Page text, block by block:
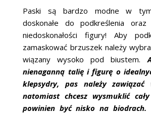
ŚLUBNE STYLE
MAGAZYNY
ARCHIWUM
Paski są bardzo modne w
doskonałe do podkreślenia oraz
niedoskonałości figury! Aby
zamaskować brzuszek należy
wiązany wysoko pod biustem.
nienaganną talię i figurę o
klepsydry, pas należy zawiązać
natomiast chcesz wysmuklić
powinien być nisko na biodrach.